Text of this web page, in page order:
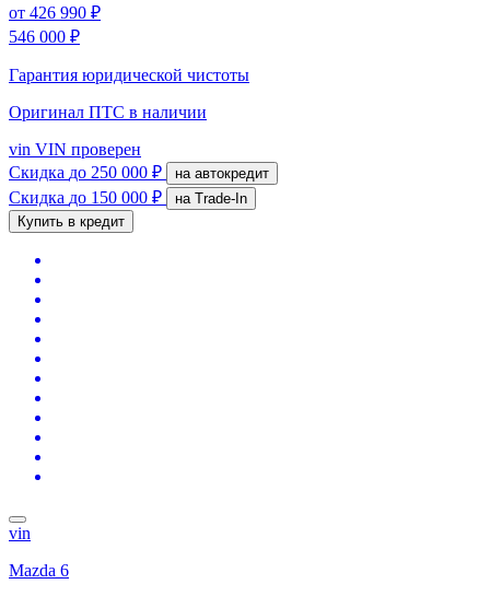
от 426 990 ₽
546 000 ₽
Гарантия юридической чистоты
Оригинал ПТС в наличии
vin VIN проверен
Скидка до 250 000 ₽ на автокредит
Скидка до 150 000 ₽
на Trade-In
Купить в кредит
vin
Mazda 6